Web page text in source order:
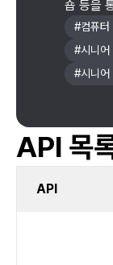
숍 등을
#컴퓨터
#시니어
#시니어
API 목
API